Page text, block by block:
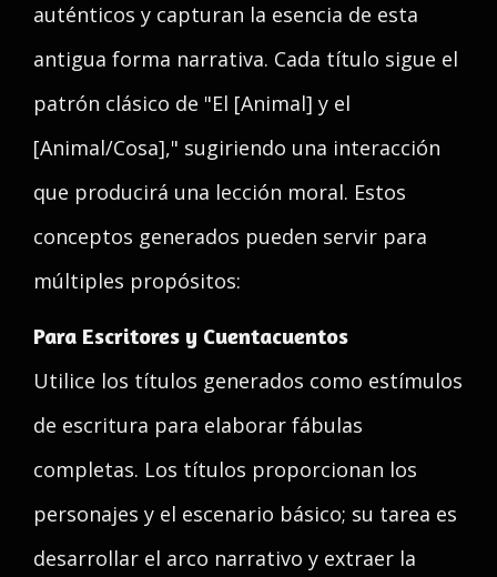
auténticos y capturan la esencia de esta
antigua forma narrativa. Cada título sigue el
patrón clásico de "El [Animal] y el
[Animal/Cosa]," sugiriendo una interacción
que producirá una lección moral. Estos
conceptos generados pueden servir para
múltiples propósitos:
Para Escritores y Cuentacuentos
Utilice los títulos generados como estímulos
de escritura para elaborar fábulas
completas. Los títulos proporcionan los
personajes y el escenario básico; su tarea es
desarrollar el arco narrativo y extraer la